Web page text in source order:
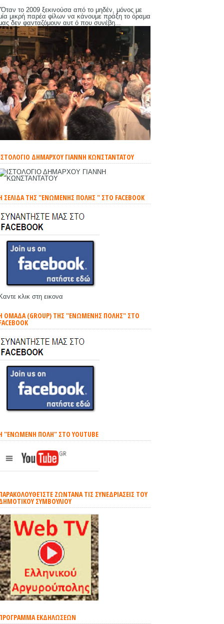
το 2009 ξεκινούσα από το μηδέν, μόνος με
μικρή παρέα φίλων να κάνουμε πράξη το όραμα
δεν φανταζόμουν αυτ ό που συνέβη...
ΔΗΜΑΡΧΟΥ ΓΙΑΝΝΗ ΚΩΝΣΤΑΝΤΑΤΟΥ
ΣΕΛΙΔΑ ΤΗΣ "ΕΝΩΜΕΝΗΣ ΠΟΛΗΣ " ΣΤΟ FACEBOOK
Καντε κλικ στη εικονα
ΟΜΑΔΑ (GROUP) ΤΗΣ "ΕΝΩΜΕΝΗΣ ΠΟΛΗΣ" ΣΤΟ
"EΝΩΜΕΝΗ ΠΟΛΗ" ΣΤΟ YOUTUBE
ΖΩΝΤΑΝΑ ΤΙΣ ΣΥΝΕΔΡΙΑΣΕΙΣ ΤΟΥ
ΣΥΜΒΟΥΛΙΟΥ
ΕΚΔΗΛΩΣΕΩΝ